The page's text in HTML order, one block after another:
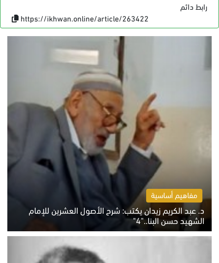
رابط دائم
https://ikhwan.online/article/263422
مفاهيم أساسية
د. عبد الكريم زيدان يكتب: شرح الأصول العشرين للإمام
الشهيد حسن البنا.."4"
الخميس 6 أغسطس 2026 10:27 ص